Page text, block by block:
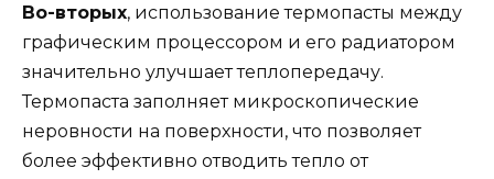
Во-вторых, использование термопасты между
графическим процессором и его радиатором
значительно улучшает теплопередачу.
Термопаста заполняет микроскопические
неровности на поверхности, что позволяет
более эффективно отводить тепло от